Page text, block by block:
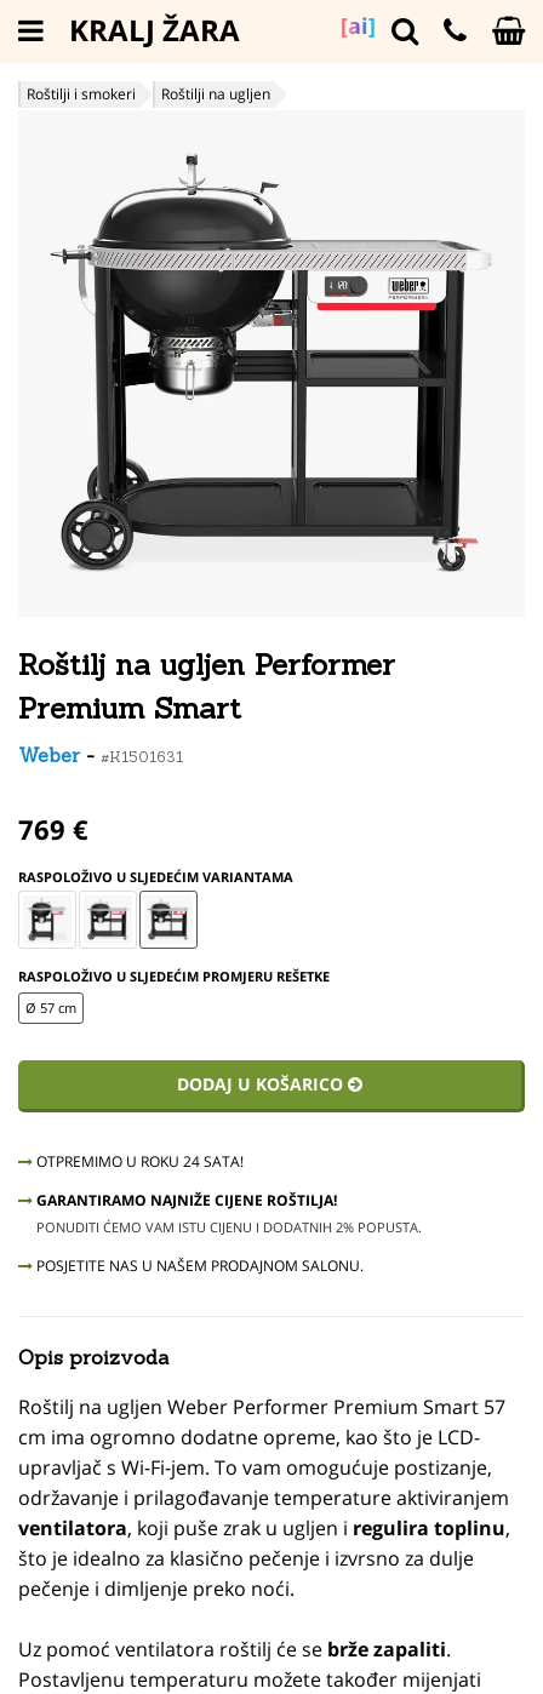
[ai]
KRALJ ŽARA
Roštilji i smokeri Roštilji na ugljen
Roštilj na ugljen Performer
Premium Smart
Weber- #K1501631
769 €
RASPOLOŽIVO U SLJEDEĆIM VARIANTAMA
RASPOLOŽIVO U SLJEDEĆIM PROMJERU REŠETKE
Ø 57 cm
DODAJ U KOŠARICO
OTPREMIMO U ROKU 24 SATA!
GARANTIRAMO NAJNIŽE CIJENE ROŠTILJA!
PONUDITI ĆEMO VAM ISTU CIJENU I DODATNIH 2% POPUSTA.
POSJETITE NAS U NAŠEM PRODAJNOM SALONU.
Opis proizvoda
Roštilj na ugljen Weber Performer Premium Smart 57
cm ima ogromno dodatne opreme, kao što je LCD-
upravljač s Wi-Fi-jem. To vam omogućuje postizanje,
održavanje i prilagođavanje temperature aktiviranjem
ventilatora, koji puše zrak u ugljen i regulira toplinu,
što je idealno za klasično pečenje i izvrsno za dulje
pečenje i dimljenje preko noći.
Uz pomoć ventilatora roštilj će se brže zapaliti.
Postavljenu temperaturu možete također mijenjati